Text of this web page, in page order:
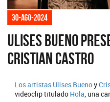
30-ago-2024
Ulises Bueno
Cristian Castro
Los artistas Ulises Buenoy
videoclip titulado Hola, una